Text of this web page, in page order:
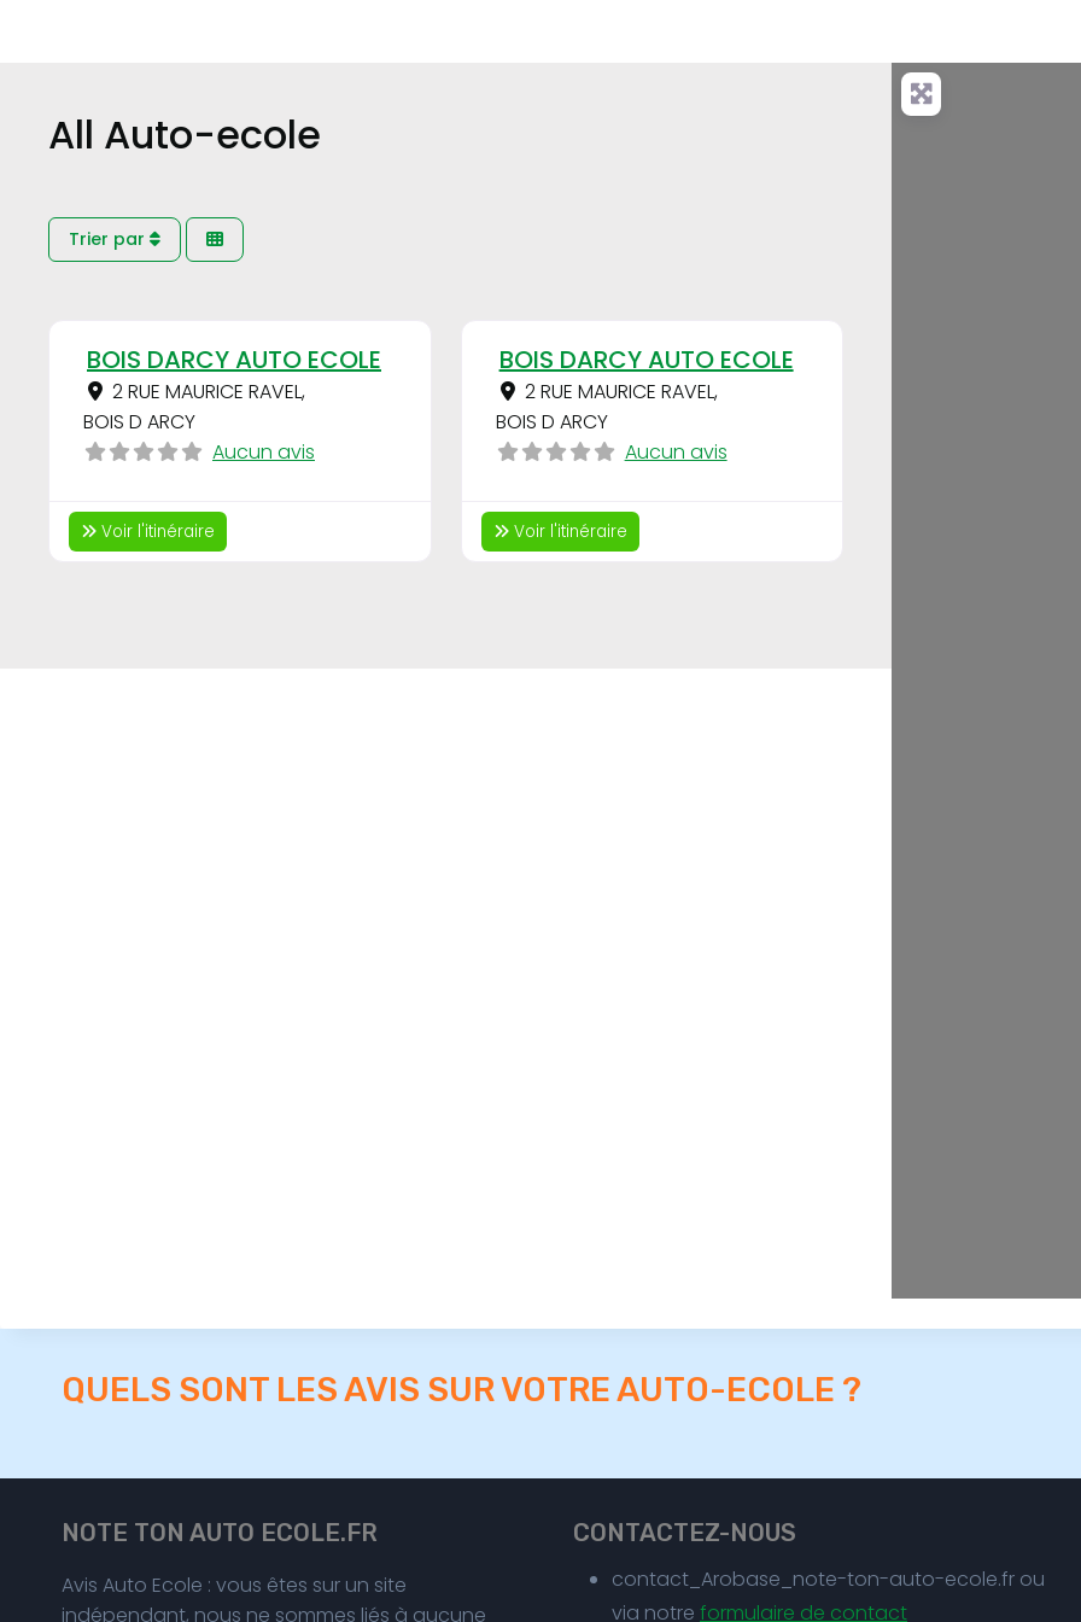
All Auto-ecole
Trier par
BOIS DARCY AUTO ECOLE
2 RUE MAURICE RAVEL,
BOIS D ARCY
Aucun avis
Voir l'itinéraire
BOIS DARCY AUTO ECOLE
2 RUE MAURICE RAVEL,
BOIS D ARCY
Aucun avis
Voir l'itinéraire
QUELS SONT LES AVIS SUR VOTRE AUTO-ECOLE ?
NOTE TON AUTO ECOLE.FR
Avis Auto Ecole : vous êtes sur un site
indépendant, nous ne sommes liés à aucune
CONTACTEZ-NOUS
contact_Arobase_note-ton-auto-ecole.fr ou
via notre formulaire de contact